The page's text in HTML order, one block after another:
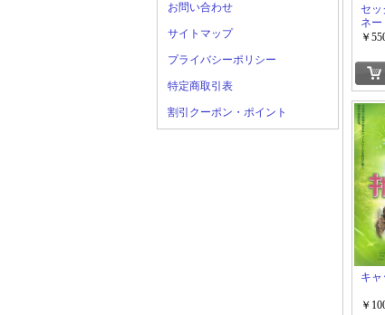
お問い合わせ
サイトマップ
プライバシーポリシー
特定商取引表
割引クーポン・ポイント
セッ
ネー
￥
キャ
￥